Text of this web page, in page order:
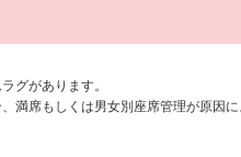
グがあります。
席もしくは男女別座席管理が原因